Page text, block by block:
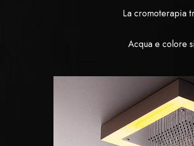
La cromoterapia
Acqua e colore